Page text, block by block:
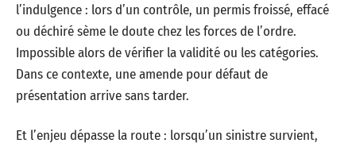
l’indulgence : lors d’un contrôle, un permis froissé, effacé
ou déchiré sème le doute chez les forces de l’ordre.
Impossible alors de vérifier la validité ou les catégories.
Dans ce contexte, une amende pour défaut de
présentation arrive sans tarder.
Et l’enjeu dépasse la route : lorsqu’un sinistre survient,